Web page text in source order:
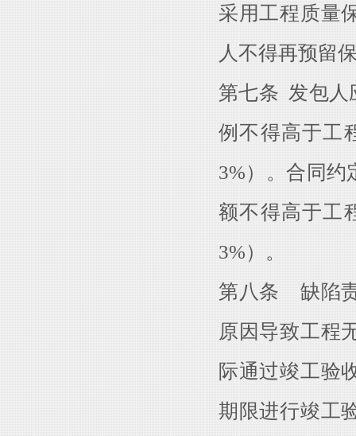
采用工程质量
人不得再预留
第七条 发包人
例不得高于工
3%）。合同约
额不得高于工
3%）。
第八条 缺陷
原因导致工程
际通过竣工验
期限进行竣工